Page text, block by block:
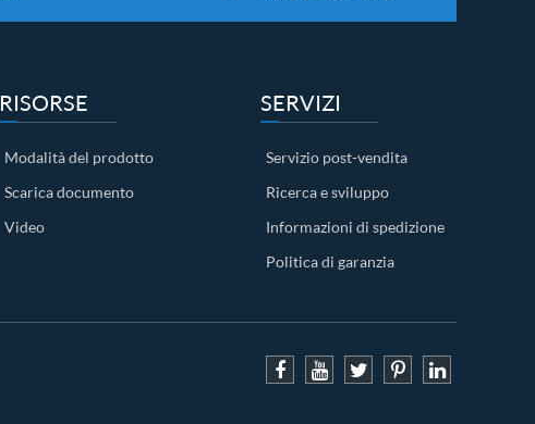
RISORSE
Modalità del prodotto
Scarica documento
Video
SERVIZI
Servizio post-vendita
Ricerca e sviluppo
Informazioni di spedizione
Politica di garanzia